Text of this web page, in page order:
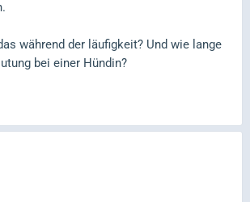
während der läufigkeit? Und wie lange
bei einer Hündin?